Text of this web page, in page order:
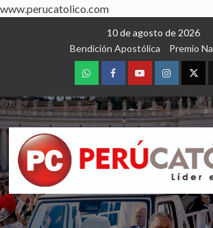
www.perucatolico.com
10 de agosto de 2026
Bendición Apostólica
Premio
WhatsAppFacebookYoutubeInstagram
X